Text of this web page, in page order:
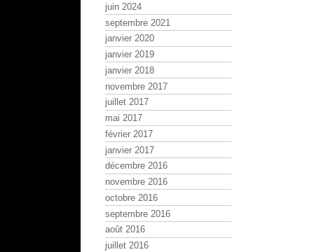
juin 2024
septembre 2021
janvier 2020
janvier 2019
janvier 2018
novembre 2017
juillet 2017
mai 2017
février 2017
janvier 2017
décembre 2016
novembre 2016
octobre 2016
septembre 2016
août 2016
juillet 2016